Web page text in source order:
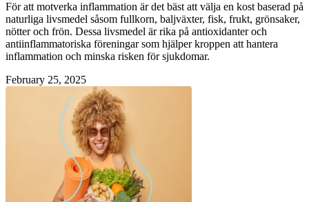
För att motverka inflammation är det bäst att välja en kost baserad på
naturliga livsmedel såsom fullkorn, baljväxter, fisk, frukt, grönsaker,
nötter och frön. Dessa livsmedel är rika på antioxidanter och
antiinflammatoriska föreningar som hjälper kroppen att hantera
inflammation och minska risken för sjukdomar.
February 25, 2025